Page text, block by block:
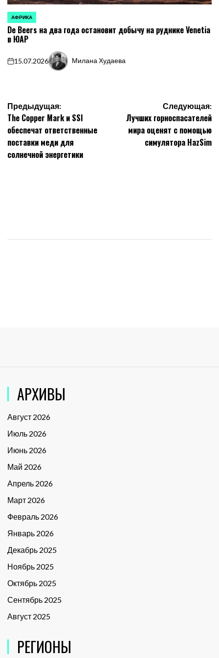
ОПУБЛИКОВАНО
В
АФРИКА
De Beers на два года остановит добычу на руднике Venetia
в ЮАР
on
15.07.2026
Запись
Милана Худаева
Навигация
по
записям
Предыдущая:
The Copper Mark и SSI
обеспечат ответственные
поставки меди для
солнечной энергетики
Следующая:
Лучших горноспасателей
мира оценят с помощью
симулятора HazSim
АРХИВЫ
Август 2026
Июль 2026
Июнь 2026
Май 2026
Апрель 2026
Март 2026
Февраль 2026
Январь 2026
Декабрь 2025
Ноябрь 2025
Октябрь 2025
Сентябрь 2025
Август 2025
РЕГИОНЫ